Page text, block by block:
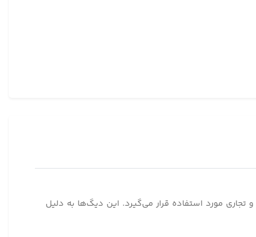
مورد استفاده قرار می‌گیرد. این دیگ‌ها به دلیل